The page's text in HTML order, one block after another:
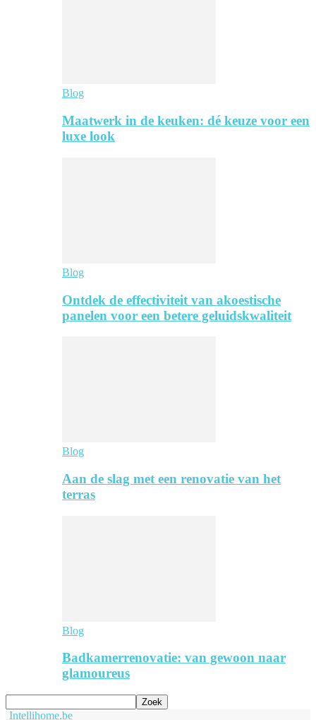
Blog
Maatwerk in de keuken: dé keuze voor een
luxe look
Blog
Ontdek de effectiviteit van akoestische
panelen voor een betere geluidskwaliteit
Blog
Aan de slag met een renovatie van het
terras
Blog
Badkamerrenovatie: van gewoon naar
glamoureus
Intellihome.be